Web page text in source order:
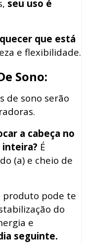
seu uso é
que está
e flexibilidade.
Sono:
de sono serão
a cabeça no
É
(a) e cheio de
produto pode te
do
e
seguinte.